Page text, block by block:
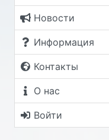
Новости
Информация
Контакты
О нас
Войти